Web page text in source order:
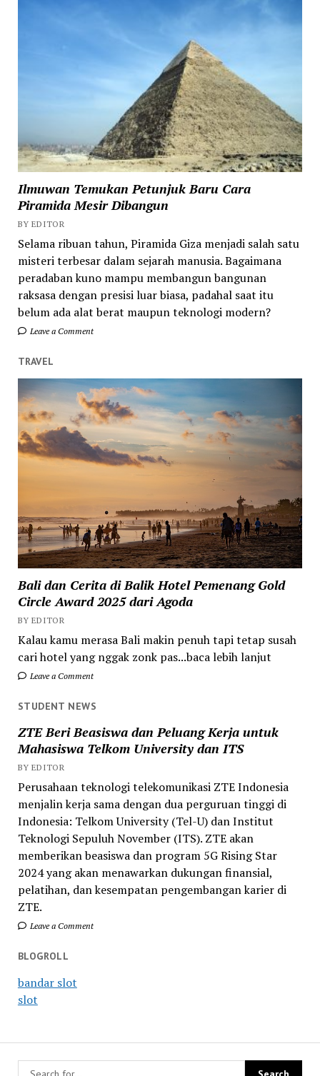
Ilmuwan Temukan Petunjuk Baru Cara
Piramida Mesir Dibangun
BY EDITOR
Selama ribuan tahun, Piramida Giza menjadi salah satu
misteri terbesar dalam sejarah manusia. Bagaimana
peradaban kuno mampu membangun bangunan
raksasa dengan presisi luar biasa, padahal saat itu
belum ada alat berat maupun teknologi modern?
Leave a Comment
TRAVEL
Bali dan Cerita di Balik Hotel Pemenang Gold
Circle Award 2025 dari Agoda
BY EDITOR
Kalau kamu merasa Bali makin penuh tapi tetap susah
cari hotel yang nggak zonk pas...baca lebih lanjut
Leave a Comment
STUDENT NEWS
ZTE Beri Beasiswa dan Peluang Kerja untuk
Mahasiswa Telkom University dan ITS
BY EDITOR
Perusahaan teknologi telekomunikasi ZTE Indonesia
menjalin kerja sama dengan dua perguruan tinggi di
Indonesia: Telkom University (Tel-U) dan Institut
Teknologi Sepuluh November (ITS). ZTE akan
memberikan beasiswa dan program 5G Rising Star
2024 yang akan menawarkan dukungan finansial,
pelatihan, dan kesempatan pengembangan karier di
ZTE.
Leave a Comment
BLOGROLL
bandar slot
slot